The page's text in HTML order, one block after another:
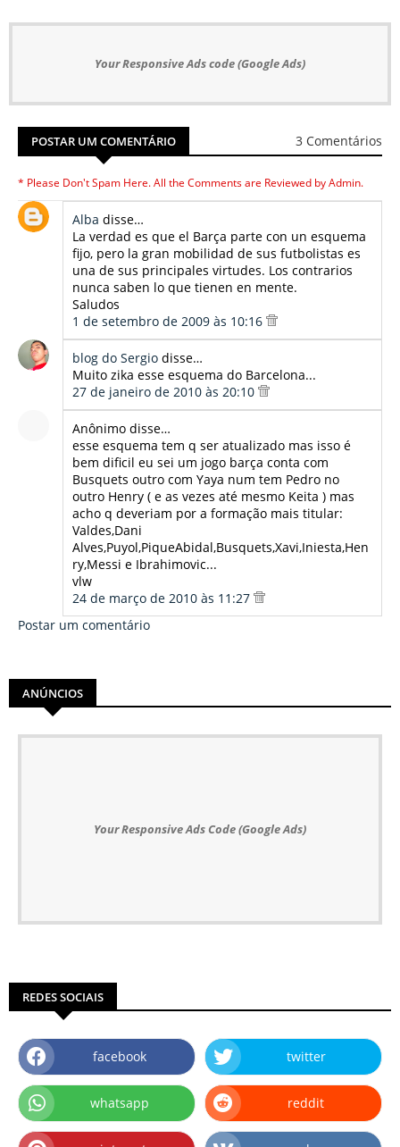
Your Responsive Ads code (Google Ads)
POSTAR UM COMENTÁRIO 3 Comentários
* Please Don't Spam Here. All the Comments are Reviewed by Admin.
Alba disse…
La verdad es que el Barça parte con un esquema
fijo, pero la gran mobilidad de sus futbolistas es
una de sus principales virtudes. Los contrarios
nunca saben lo que tienen en mente.
Saludos
1 de setembro de 2009 às 10:16
blog do Sergio disse…
Muito zika esse esquema do Barcelona...
27 de janeiro de 2010 às 20:10
Anônimo disse…
esse esquema tem q ser atualizado mas isso é
bem dificil eu sei um jogo barça conta com
Busquets outro com Yaya num tem Pedro no
outro Henry ( e as vezes até mesmo Keita ) mas
acho q deveriam por a formação mais titular:
Valdes,Dani
Alves,Puyol,PiqueAbidal,Busquets,Xavi,Iniesta,Hen
ry,Messi e Ibrahimovic...
vlw
24 de março de 2010 às 11:27
Postar um comentário
ANÚNCIOS
Your Responsive Ads Code (Google Ads)
REDES SOCIAIS
facebook twitter
whatsapp reddit